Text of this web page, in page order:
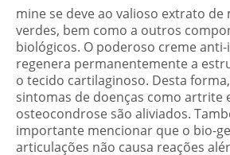
mine se deve ao valioso extrato de
verdes, bem como a outros
biológicos. O poderoso creme
regenera permanentemente a
o tecido cartilaginoso. Desta
sintomas de doenças como artrite
osteocondrose são aliviados.
importante mencionar que o bio-
articulações não causa reações